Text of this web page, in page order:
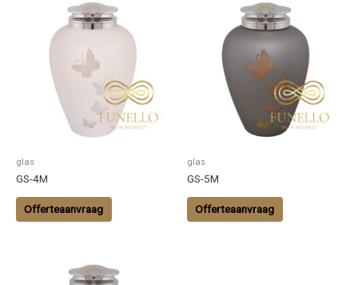
glas
GS-4M
Offerteaanvraag
glas
GS-5M
Offerteaanvraag